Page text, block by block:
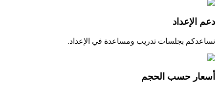
دعم الإعداد
نساعدكم بجلسات تدريب ومساعدة في الإعداد.
أسعار حسب الحجم